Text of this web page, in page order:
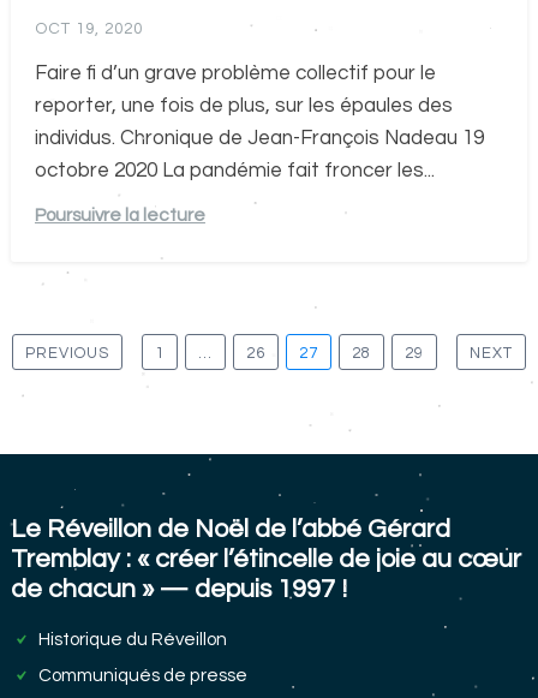
OCT 19, 2020
Faire fi d’un grave problème collectif pour le
reporter, une fois de plus, sur les épaules des
individus. Chronique de Jean-François Nadeau 19
octobre 2020 La pandémie fait froncer les...
Poursuivre la lecture
Pagination
des
PREVIOUS 1 26 27 28 29 NEXT
Le Réveillon de Noël de l’abbé Gérard
Tremblay : « créer l’étincelle de joie au cœur
de chacun » — depuis 1997 !
Historique du Réveillon
Communiqués de presse